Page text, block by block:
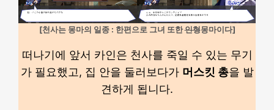
[천사는 몽마의 일종 : 한편으로 그녀 또한인형몽마이다]
떠나기에 앞서 카인은 천사를 죽일 수 있는 무기
가 필요했고, 집 안을 둘러보다가 머스킷 총을 발
견하게 됩니다.